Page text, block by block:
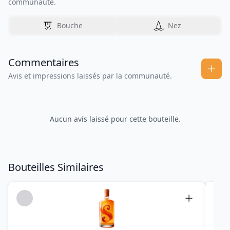
Bouche Nez
Commentaires
Avis et impressions laissés par la communauté.
Aucun avis laissé pour cette bouteille.
Bouteilles Similaires